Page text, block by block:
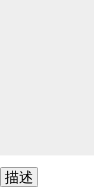
描述